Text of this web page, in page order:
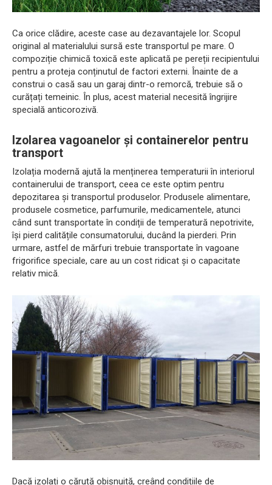
Ca orice clădire, aceste case au dezavantajele lor. Scopul
original al materialului sursă este transportul pe mare. O
compoziție chimică toxică este aplicată pe pereții recipientului
pentru a proteja conținutul de factori externi. Înainte de a
construi o casă sau un garaj dintr-o remorcă, trebuie să o
curățați temeinic. În plus, acest material necesită îngrijire
specială anticorozivă.
Izolarea vagoanelor și containerelor pentru
transport
Izolația modernă ajută la menținerea temperaturii în interiorul
containerului de transport, ceea ce este optim pentru
depozitarea și transportul produselor. Produsele alimentare,
produsele cosmetice, parfumurile, medicamentele, atunci
când sunt transportate în condiții de temperatură nepotrivite,
își pierd calitățile consumatorului, ducând la pierderi. Prin
urmare, astfel de mărfuri trebuie transportate în vagoane
frigorifice speciale, care au un cost ridicat și o capacitate
relativ mică.
Dacă izolați o căruță obișnuită, creând condițiile de